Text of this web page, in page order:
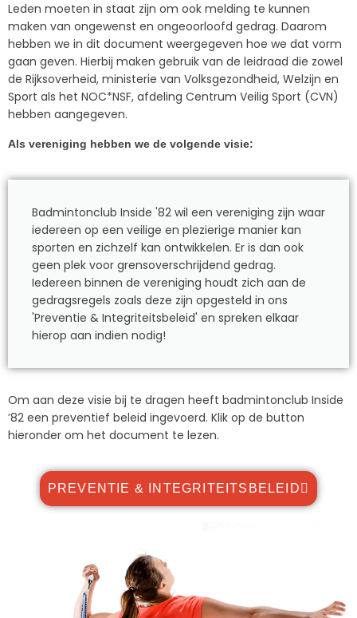
Leden moeten in staat zijn om ook melding te kunnen
maken van ongewenst en ongeoorloofd gedrag. Daarom
hebben we in dit document weergegeven hoe we dat vorm
gaan geven. Hierbij maken gebruik van de leidraad die zowel
de Rijksoverheid, ministerie van Volksgezondheid, Welzijn en
Sport als het NOC*NSF, afdeling Centrum Veilig Sport (CVN)
hebben aangegeven.
Als vereniging hebben we de volgende visie:
Badmintonclub Inside '82 wil een vereniging zijn waar
iedereen op een veilige en plezierige manier kan
sporten en zichzelf kan ontwikkelen. Er is dan ook
geen plek voor grensoverschrijdend gedrag.
Iedereen binnen de vereniging houdt zich aan de
gedragsregels zoals deze zijn opgesteld in ons
'Preventie & Integriteitsbeleid' en spreken elkaar
hierop aan indien nodig!
Om aan deze visie bij te dragen heeft badmintonclub Inside
’82 een preventief beleid ingevoerd. Klik op de button
hieronder om het document te lezen.
PREVENTIE & INTEGRITEITSBELEID